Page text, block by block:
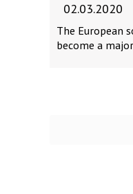
02.03.2020
The European
become a